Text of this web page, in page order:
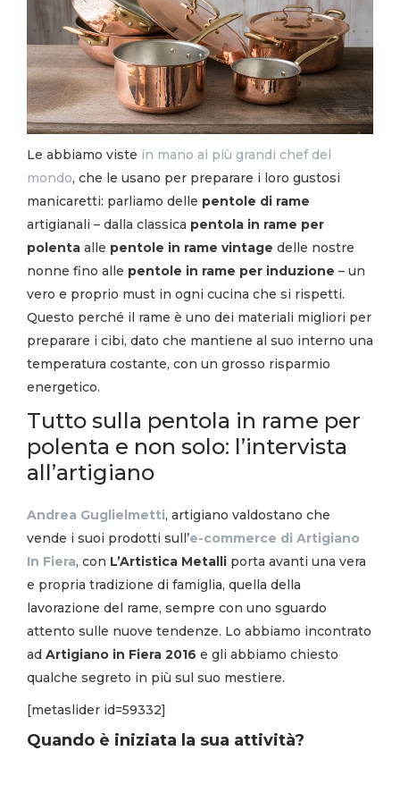
Le abbiamo viste in mano ai più grandi chef del
mondo, che le usano per preparare i loro gustosi
manicaretti: parliamo delle pentole di rame
artigianali – dalla classica pentola in rame per
polenta alle pentole in rame vintage delle nostre
nonne fino alle pentole in rame per induzione – un
vero e proprio must in ogni cucina che si rispetti.
Questo perché il rame è uno dei materiali migliori per
preparare i cibi, dato che mantiene al suo interno una
temperatura costante, con un grosso risparmio
energetico.
Tutto sulla pentola in rame per
polenta e non solo: l’intervista
all’artigiano
Andrea Guglielmetti, artigiano valdostano che
vende i suoi prodotti sull’e-commerce di Artigiano
In Fiera, con L’Artistica Metalli porta avanti una vera
e propria tradizione di famiglia, quella della
lavorazione del rame, sempre con uno sguardo
attento sulle nuove tendenze. Lo abbiamo incontrato
ad Artigiano in Fiera 2016 e gli abbiamo chiesto
qualche segreto in più sul suo mestiere.
[metaslider id=59332]
Quando è iniziata la sua attività?